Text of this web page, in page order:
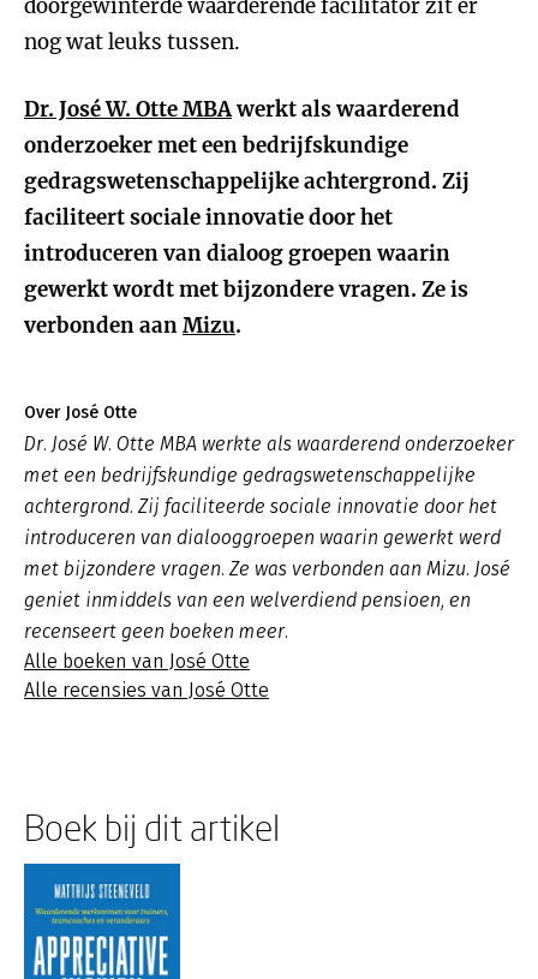
doorgewinterde waarderende facilitator zit er
nog wat leuks tussen.
Dr. José W. Otte MBAwerkt als waarderend
onderzoeker met een bedrijfskundige
gedragswetenschappelijke achtergrond. Zij
faciliteert sociale innovatie door het
introduceren van dialoog groepen waarin
gewerkt wordt met bijzondere vragen. Ze is
verbonden aanMizu.
Over José Otte
Dr. José W. Otte MBA werkte als waarderend onderzoeker
met een bedrijfskundige gedragswetenschappelijke
achtergrond. Zij faciliteerde sociale innovatie door het
introduceren van dialooggroepen waarin gewerkt werd
met bijzondere vragen. Ze was verbonden aan Mizu. José
geniet inmiddels van een welverdiend pensioen, en
recenseert geen boeken meer.
Alle boeken van José Otte
Alle recensies van José Otte
Boek bij dit artikel